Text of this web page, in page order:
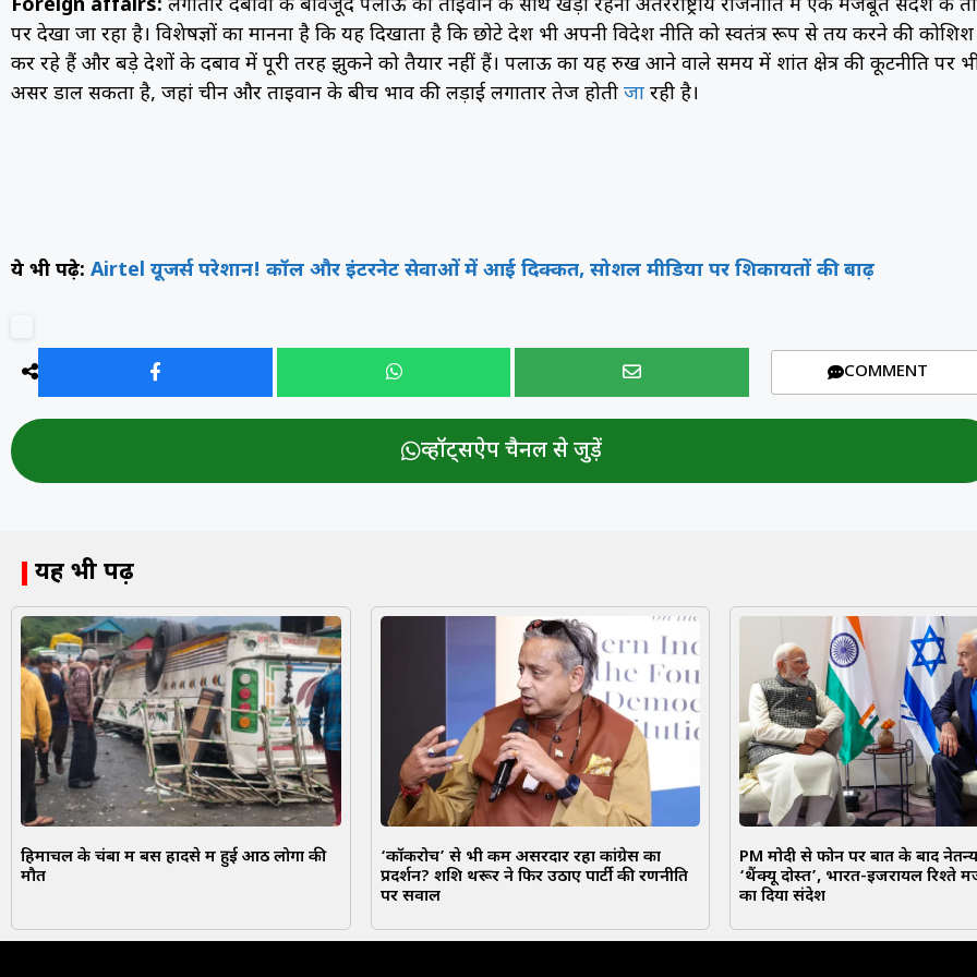
Foreign affairs: लगातार दबावों के बावजूद पलाऊ का ताइवान के साथ खड़ा रहना अंतरराष्ट्रीय राजनीति में एक मजबूत संदेश के
पर देखा जा रहा है। विशेषज्ञों का मानना है कि यह दिखाता है कि छोटे देश भी अपनी विदेश नीति को स्वतंत्र रूप से तय करने की कोशिश
कर रहे हैं और बड़े देशों के दबाव में पूरी तरह झुकने को तैयार नहीं हैं। पलाऊ का यह रुख आने वाले समय में प्रशांत क्षेत्र की कूटनीति पर
असर डाल सकता है, जहां चीन और ताइवान के बीच प्रभाव की लड़ाई लगातार तेज होती जा रही है।
ये भी पढ़े: Airtel यूजर्स परेशान! कॉल और इंटरनेट सेवाओं में आई दिक्कत, सोशल मीडिया पर शिकायतों की बाढ़
COMMENT
व्हॉट्सऐप चैनल से जुड़ें
यह भी पढ़ें
हिमाचल के चंबा में बस हादसे में हुई आठ लोगों की
मौत
‘कॉकरोच’ से भी कम असरदार रहा कांग्रेस का
प्रदर्शन? शशि थरूर ने फिर उठाए पार्टी की रणनीति
पर सवाल
PM मोदी से फोन पर बात के बाद
‘थैंक्यू दोस्त’, भारत-इजरायल रिश्ते
का दिया संदेश